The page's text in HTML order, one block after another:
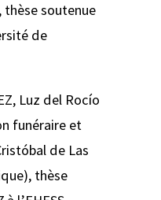
, thèse soutenue
de
Luz del Rocío
funéraire et
de Las
, thèse